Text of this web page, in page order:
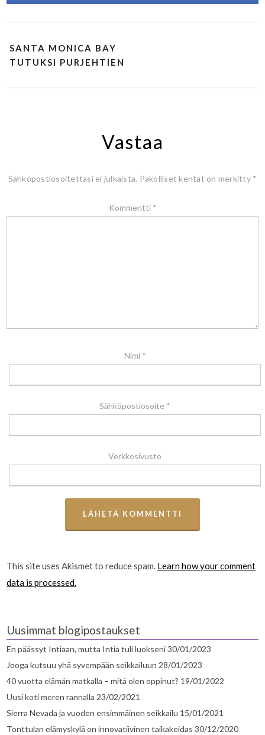
SANTA MONICA BAY
TUTUKSI PURJEHTIEN
Vastaa
Sähköpostiosoitettasi ei julkaista. Pakolliset kentät on merkitty *
Kommentti *
Nimi *
Sähköpostiosoite *
Verkkosivusto
This site uses Akismet to reduce spam. Learn how your comment
data is processed.
Uusimmat blogipostaukset
En päässyt Intiaan, mutta Intia tuli luokseni30/01/2023
Jooga kutsuu yhä syvempään seikkailuun 28/01/2023
40 vuotta elämän matkalla – mitä olen oppinut? 19/01/2022
Uusi koti meren rannalla 23/02/2021
Sierra Nevada ja vuoden ensimmäinen seikkailu 15/01/2021
Tonttulan elämyskylä on innovatiivinen taikakeidas 30/12/2020